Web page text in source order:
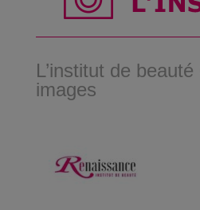
L’institut de
images